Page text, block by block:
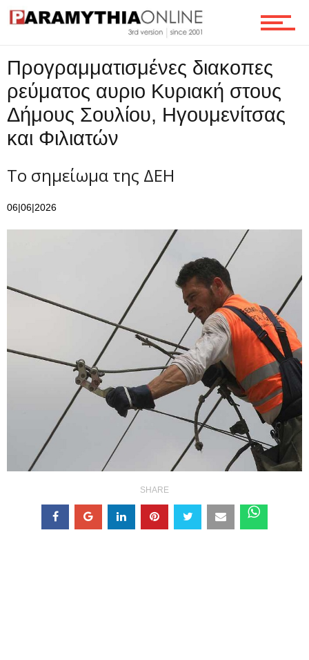
Επικοινωνία
Προγραμματισμένες διακοπες
ρεύματος αυριο Κυριακή στους
Δήμους Σουλίου, Ηγουμενίτσας
και Φιλιατών
Το σημείωμα της ΔΕΗ
06|06|2026
SHARE